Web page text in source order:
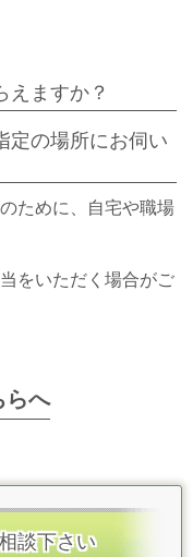
えますか？
定の場所にお伺い
ために、自宅や職場
をいただく場合がご
らへ
談下さい